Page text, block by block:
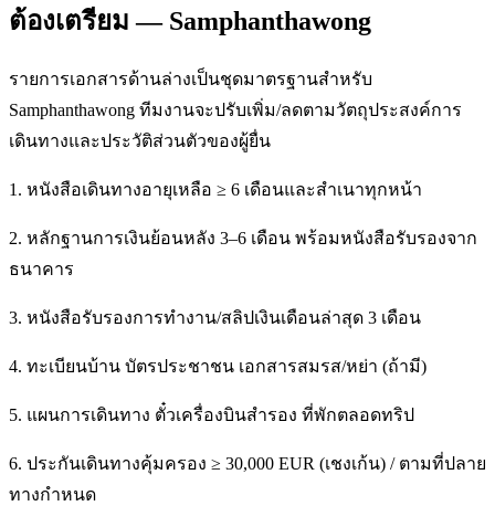
ต้องเตรียม — Samphanthawong
รายการเอกสารด้านล่างเป็นชุดมาตรฐานสำหรับ
Samphanthawong ทีมงานจะปรับเพิ่ม/ลดตามวัตถุประสงค์การ
เดินทางและประวัติส่วนตัวของผู้ยื่น
1. หนังสือเดินทางอายุเหลือ ≥ 6 เดือนและสำเนาทุกหน้า
2. หลักฐานการเงินย้อนหลัง 3–6 เดือน พร้อมหนังสือรับรองจาก
ธนาคาร
3. หนังสือรับรองการทำงาน/สลิปเงินเดือนล่าสุด 3 เดือน
4. ทะเบียนบ้าน บัตรประชาชน เอกสารสมรส/หย่า (ถ้ามี)
5. แผนการเดินทาง ตั๋วเครื่องบินสำรอง ที่พักตลอดทริป
6. ประกันเดินทางคุ้มครอง ≥ 30,000 EUR (เชงเก้น) / ตามที่ปลาย
ทางกำหนด